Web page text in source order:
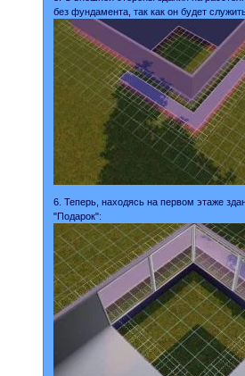
без фундамента, так как он будет
6. Теперь, находясь на первом этаже
"Подарок":